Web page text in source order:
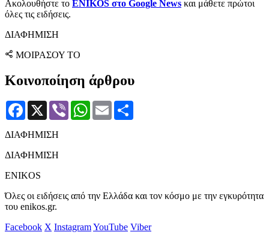
Ακολουθήστε το ENIKOS στο Google News και μάθετε πρώτοι
όλες τις ειδήσεις.
ΔΙΑΦΗΜΙΣΗ
ΜΟΙΡΑΣΟΥ ΤΟ
Κοινοποίηση άρθρου
Facebook
X Viber WhatsApp
Email
ΔΙΑΦΗΜΙΣΗ
ΔΙΑΦΗΜΙΣΗ
ENIKOS
Όλες οι ειδήσεις από την Ελλάδα και τον κόσμο με την εγκυρότητα
του enikos.gr.
Facebook X InstagramYouTube Viber